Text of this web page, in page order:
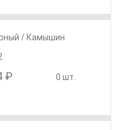
/ Камышин
₽ 0 шт.